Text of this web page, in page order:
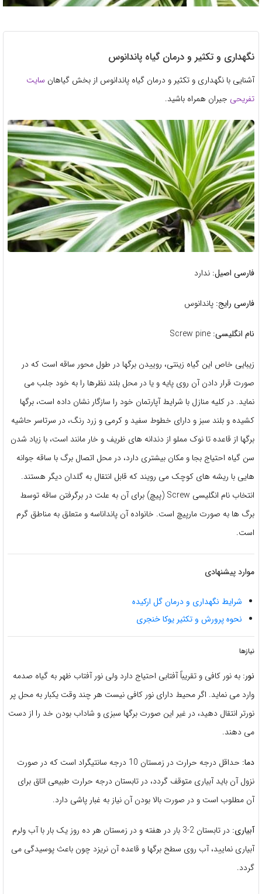
نگهداری و تکثیر و درمان گیاه پاندانوس
آشنایی با نگهداری و تکثیر و درمان گیاه پاندانوس از بخش گیاهان سایت
تفریحی جیران همراه باشید.
فارسی اصیل: ندارد
فارسی رایج: پاندانوس
نام انگلیسی:
زیبایی خاص این گیاه زینتی، روییدن برگها در طول محور ساقه است که در
صورت قرار دادن آن روی پایه و یا در محل بلند نظرها را به خود جلب می
نماید. در کلیه منازل با شرایط آپارتمان خود را سازگار نشان داده است، برگها
کشیده و بلند سبز و دارای خطوط سفید و کرمی و زرد رنگ، در سرتاسر حاشیه
برگها از قاعده تا نوک مملو از دندانه های ظریف و خار مانند است، با زیاد شدن
سن گیاه احتیاج بجا و مکان بیشتری دارد، در محل اتصال برگ با ساقه جوانه
هایی با ریشه های کوچک می رویند که قابل انتقال به گلدان دیگر هستند.
انتخاب نام انگلیسی Screw (پیچ) برای آن به علت در برگرفتن ساقه توسط
برگ ها به صورت مارپیچ است. خانواده آن پانداناسه و متعلق به مناطق گرم
است.
موارد پیشنهادی
شرایط نگهداری و درمان گل ارکیده
نحوه پرورش و تکثیر یوکا خنجری
نیازها
نور: به نور کافی و تقریباً آفتابی احتیاج دارد ولی نور آفتاب ظهر به گیاه صدمه
وارد می نماید. اگر محیط دارای نور کافی نیست هر چند وقت یکبار به محل پر
نورتر انتقال دهید، در غیر این صورت برگها سبزی و شاداب بودن خد را از دست
می دهند.
دما:
حداقل درجه حرارت در زمستان 10 درجه سانتیگراد است که در صورت
نزول آن باید آبیاری متوقف گردد، در تابستان درجه حرارت طبیعی اتاق برای
آن مطلوب است و در صورت بالا بودن آن نیاز به غبار پاشی دارد.
آبیاری:
در تابستان 2-3 بار در هفته و در زمستان هر ده روز یک بار با آب ولرم
آبیاری نمایید، آب روی سطح برگها و قاعده آن نریزد چون باعث پوسیدگی می
گردد.